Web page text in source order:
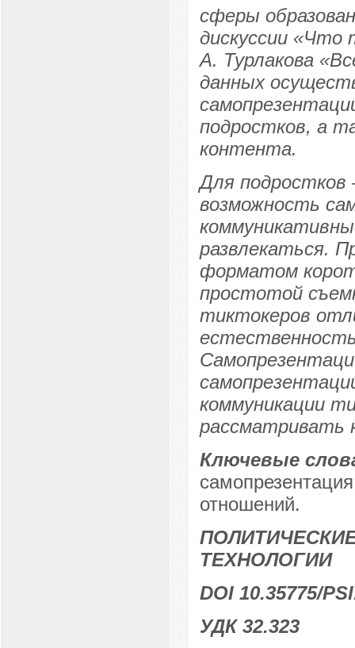
сферы
дискуссии «Что
А. Турлакова
данных
подростков, а
контента.
Для подростков
возможность
развлекаться.
форматом
простотой
тиктокеров
коммуникации
рассматривать
Ключевые
отношений.
ТЕХНОЛОГИИ
DOI 10.35775/
УДК 32.323